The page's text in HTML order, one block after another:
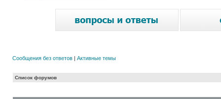
Сообщения без ответов | Активные темы
Список форумов